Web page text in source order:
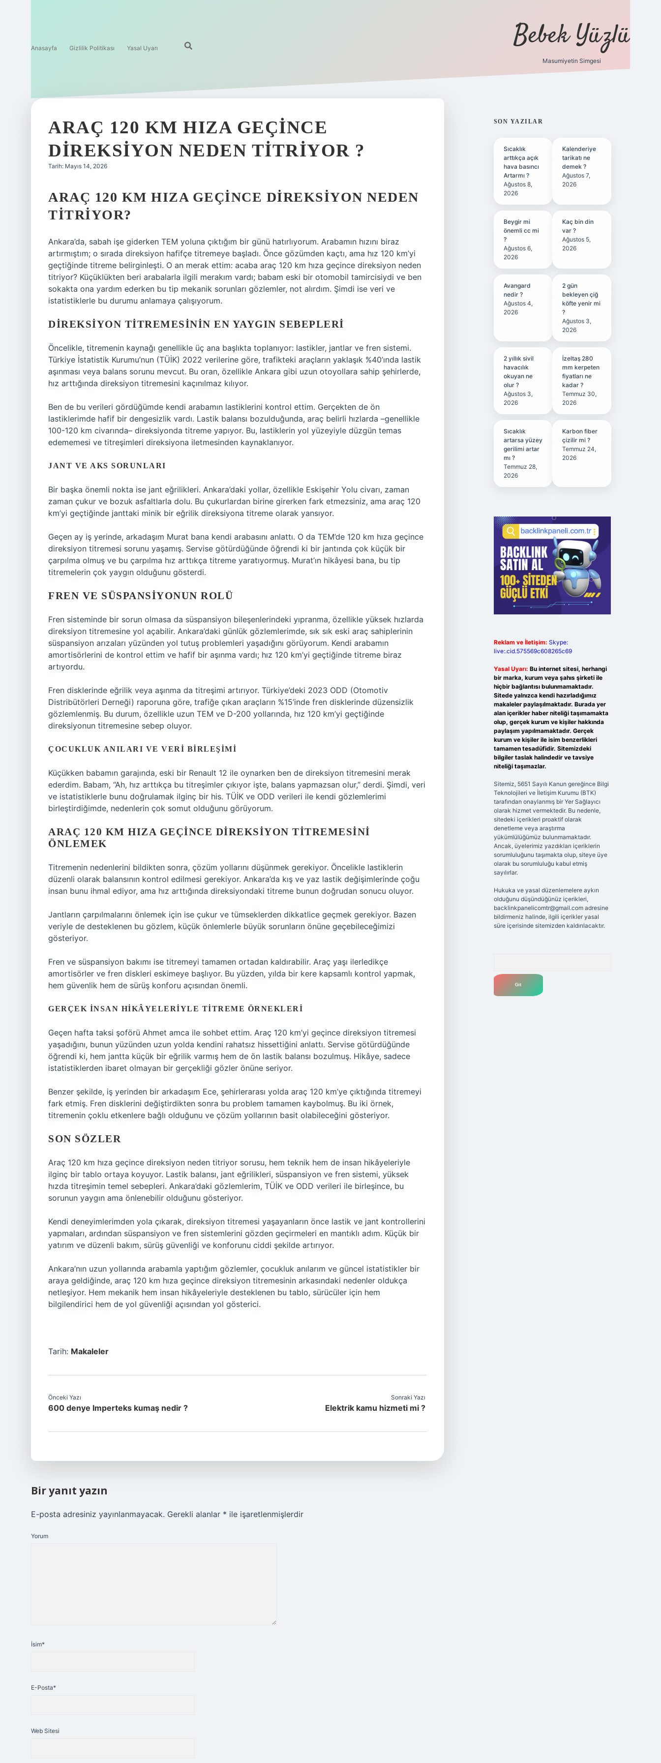
Anasayfa Gizlilik Politikası Yasal Uyarı Bebek Yüzlü
Masumiyetin Simgesi
ARAÇ 120 KM HIZA GEÇINCE
DIREKSIYON NEDEN TITRIYOR ?
Tarih: Mayıs 14, 2026
ARAÇ 120 KM HIZA GEÇINCE DIREKSIYON NEDEN
TITRIYOR?
Ankara’da, sabah işe giderken TEM yoluna çıktığım bir günü hatırlıyorum. Arabamın hızını biraz
artırmıştım; o sırada direksiyon hafifçe titremeye başladı. Önce gözümden kaçtı, ama hız 120 km’yi
geçtiğinde titreme belirginleşti. O an merak ettim: acaba araç 120 km hıza geçince direksiyon neden
titriyor? Küçüklükten beri arabalarla ilgili merakım vardı; babam eski bir otomobil tamircisiydi ve ben
sokakta ona yardım ederken bu tip mekanik sorunları gözlemler, not alırdım. Şimdi ise veri ve
istatistiklerle bu durumu anlamaya çalışıyorum.
DIREKSIYON TITREMESININ EN YAYGIN SEBEPLERI
Öncelikle, titremenin kaynağı genellikle üç ana başlıkta toplanıyor: lastikler, jantlar ve fren sistemi.
Türkiye İstatistik Kurumu’nun (TÜİK) 2022 verilerine göre, trafikteki araçların yaklaşık %40’ında lastik
aşınması veya balans sorunu mevcut. Bu oran, özellikle Ankara gibi uzun otoyollara sahip şehirlerde,
hız arttığında direksiyon titremesini kaçınılmaz kılıyor.
Ben de bu verileri gördüğümde kendi arabamın lastiklerini kontrol ettim. Gerçekten de ön
lastiklerimde hafif bir dengesizlik vardı. Lastik balansı bozulduğunda, araç belirli hızlarda –genellikle
100-120 km civarında– direksiyonda titreme yapıyor. Bu, lastiklerin yol yüzeyiyle düzgün temas
edememesi ve titreşimleri direksiyona iletmesinden kaynaklanıyor.
JANT VE AKS SORUNLARI
Bir başka önemli nokta ise jant eğrilikleri. Ankara’daki yollar, özellikle Eskişehir Yolu civarı, zaman
zaman çukur ve bozuk asfaltlarla dolu. Bu çukurlardan birine girerken fark etmezsiniz, ama araç 120
km’yi geçtiğinde janttaki minik bir eğrilik direksiyona titreme olarak yansıyor.
Geçen ay iş yerinde, arkadaşım Murat bana kendi arabasını anlattı. O da TEM’de 120 km hıza geçince
direksiyon titremesi sorunu yaşamış. Servise götürdüğünde öğrendi ki bir jantında çok küçük bir
çarpılma olmuş ve bu çarpılma hız arttıkça titreme yaratıyormuş. Murat’ın hikâyesi bana, bu tip
titremelerin çok yaygın olduğunu gösterdi.
FREN VE SÜSPANSIYONUN ROLÜ
Fren sisteminde bir sorun olmasa da süspansiyon bileşenlerindeki yıpranma, özellikle yüksek hızlarda
direksiyon titremesine yol açabilir. Ankara’daki günlük gözlemlerimde, sık sık eski araç sahiplerinin
süspansiyon arızaları yüzünden yol tutuş problemleri yaşadığını görüyorum. Kendi arabamın
amortisörlerini de kontrol ettim ve hafif bir aşınma vardı; hız 120 km’yi geçtiğinde titreme biraz
artıyordu.
Fren disklerinde eğrilik veya aşınma da titreşimi artırıyor. Türkiye’deki 2023 ODD (Otomotiv
Distribütörleri Derneği) raporuna göre, trafiğe çıkan araçların %15’inde fren disklerinde düzensizlik
gözlemlenmiş. Bu durum, özellikle uzun TEM ve D-200 yollarında, hız 120 km’yi geçtiğinde
direksiyonun titremesine sebep oluyor.
ÇOCUKLUK ANILARI VE VERI BIRLEŞIMI
Küçükken babamın garajında, eski bir Renault 12 ile oynarken ben de direksiyon titremesini merak
ederdim. Babam, “Ah, hız arttıkça bu titreşimler çıkıyor işte, balans yapmazsan olur,” derdi. Şimdi, veri
ve istatistiklerle bunu doğrulamak ilginç bir his. TÜİK ve ODD verileri ile kendi gözlemlerimi
birleştirdiğimde, nedenlerin çok somut olduğunu görüyorum.
ARAÇ 120 KM HIZA GEÇINCE DIREKSIYON TITREMESINI
ÖNLEMEK
Titremenin nedenlerini bildikten sonra, çözüm yollarını düşünmek gerekiyor. Öncelikle lastiklerin
düzenli olarak balansının kontrol edilmesi gerekiyor. Ankara’da kış ve yaz lastik değişimlerinde çoğu
insan bunu ihmal ediyor, ama hız arttığında direksiyondaki titreme bunun doğrudan sonucu oluyor.
Jantların çarpılmalarını önlemek için ise çukur ve tümseklerden dikkatlice geçmek gerekiyor. Bazen
veriyle de desteklenen bu gözlem, küçük önlemlerle büyük sorunların önüne geçebileceğimizi
gösteriyor.
Fren ve süspansiyon bakımı ise titremeyi tamamen ortadan kaldırabilir. Araç yaşı ilerledikçe
amortisörler ve fren diskleri eskimeye başlıyor. Bu yüzden, yılda bir kere kapsamlı kontrol yapmak,
hem güvenlik hem de sürüş konforu açısından önemli.
GERÇEK INSAN HIKÂYELERIYLE TITREME ÖRNEKLERI
Geçen hafta taksi şoförü Ahmet amca ile sohbet ettim. Araç 120 km’yi geçince direksiyon titremesi
yaşadığını, bunun yüzünden uzun yolda kendini rahatsız hissettiğini anlattı. Servise götürdüğünde
öğrendi ki, hem jantta küçük bir eğrilik varmış hem de ön lastik balansı bozulmuş. Hikâye, sadece
istatistiklerden ibaret olmayan bir gerçekliği gözler önüne seriyor.
Benzer şekilde, iş yerinden bir arkadaşım Ece, şehirlerarası yolda araç 120 km’ye çıktığında titremeyi
fark etmiş. Fren disklerini değiştirdikten sonra bu problem tamamen kaybolmuş. Bu iki örnek,
titremenin çoklu etkenlere bağlı olduğunu ve çözüm yollarının basit olabileceğini gösteriyor.
SON SÖZLER
Araç 120 km hıza geçince direksiyon neden titriyor sorusu, hem teknik hem de insan hikâyeleriyle
ilginç bir tablo ortaya koyuyor. Lastik balansı, jant eğrilikleri, süspansiyon ve fren sistemi, yüksek
hızda titreşimin temel sebepleri. Ankara’daki gözlemlerim, TÜİK ve ODD verileri ile birleşince, bu
sorunun yaygın ama önlenebilir olduğunu gösteriyor.
Kendi deneyimlerimden yola çıkarak, direksiyon titremesi yaşayanların önce lastik ve jant kontrollerini
yapmaları, ardından süspansiyon ve fren sistemlerini gözden geçirmeleri en mantıklı adım. Küçük bir
yatırım ve düzenli bakım, sürüş güvenliği ve konforunu ciddi şekilde artırıyor.
Ankara’nın uzun yollarında arabamla yaptığım gözlemler, çocukluk anılarım ve güncel istatistikler bir
araya geldiğinde, araç 120 km hıza geçince direksiyon titremesinin arkasındaki nedenler oldukça
netleşiyor. Hem mekanik hem insan hikâyeleriyle desteklenen bu tablo, sürücüler için hem
bilgilendirici hem de yol güvenliği açısından yol gösterici.
Tarih: Makaleler
Önceki Yazı
600 denye Imperteks kumaş nedir ?
Sonraki Yazı
Elektrik kamu hizmeti mi ?
Bir yanıt yazın
E-posta adresiniz yayınlanmayacak. Gerekli alanlar * ile işaretlenmişlerdir
Yorum
İsim*
E-Posta*
Web Sitesi
SIDEBAR
SON YAZILAR
Sıcaklık
arttıkça açık
hava basıncı
Artarmı ?
Ağustos 8,
2026
Kalenderiye
tarikatı ne
demek ?
Ağustos 7,
2026
Beygir mi
önemli cc mi
?
Ağustos 6,
2026
Kaç bin din
var ?
Ağustos 5,
2026
Avangard
nedir ?
Ağustos 4,
2026
2 gün
bekleyen çiğ
köfte yenir mi
?
Ağustos 3,
2026
2 yıllık sivil
havacılık
okuyan ne
olur ?
Ağustos 3,
2026
İzeltaş 280
mm kerpeten
fiyatları ne
kadar ?
Temmuz 30,
2026
Sıcaklık
artarsa yüzey
gerilimi artar
mı ?
Temmuz 28,
2026
Karbon fiber
çizilir mi ?
Temmuz 24,
2026
Reklam ve İletişim: Skype:
live:.cid.575569c608265c69
Yasal Uyarı: Bu internet sitesi, herhangi
bir marka, kurum veya şahıs şirketi ile
hiçbir bağlantısı bulunmamaktadır.
Sitede yalnızca kendi hazırladığımız
makaleler paylaşılmaktadır. Burada yer
alan içerikler haber niteliği taşımamakta
olup, gerçek kurum ve kişiler hakkında
paylaşım yapılmamaktadır. Gerçek
kurum ve kişiler ile isim benzerlikleri
tamamen tesadüfidir. Sitemizdeki
bilgiler taslak halindedir ve tavsiye
niteliği taşımazlar.
Sitemiz, 5651 Sayılı Kanun gereğince Bilgi
Teknolojileri ve İletişim Kurumu (BTK)
tarafından onaylanmış bir Yer Sağlayıcı
olarak hizmet vermektedir. Bu nedenle,
sitedeki içerikleri proaktif olarak
denetleme veya araştırma
yükümlülüğümüz bulunmamaktadır.
Ancak, üyelerimiz yazdıkları içeriklerin
sorumluluğunu taşımakta olup, siteye üye
olarak bu sorumluluğu kabul etmiş
sayılırlar.
Hukuka ve yasal düzenlemelere aykırı
olduğunu düşündüğünüz içerikleri,
backlinkpanelicomtr@gmail.comadresine
bildirmeniz halinde, ilgili içerikler yasal
süre içerisinde sitemizden kaldırılacaktır.